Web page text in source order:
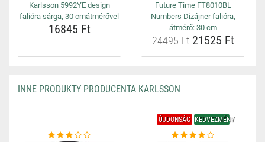
Karlsson 5992YE design
falióra sárga, 30 cmátmérővel
16845 Ft
Future Time FT8010BL
Numbers Dizájner falióra,
átmérő: 30 cm
24495 Ft21525 Ft
INNE PRODUKTY PRODUCENTA KARLSSON
ÚJDONSÁG KEDVEZMÉNY